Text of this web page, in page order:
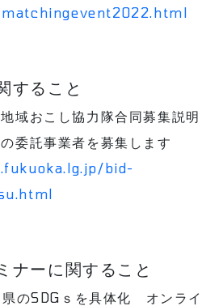
すること
域おこし協力隊合同募集説明
委託事業者を募集します
bid-
ナーに関すること
県のSDGｓを具体化 オンライ